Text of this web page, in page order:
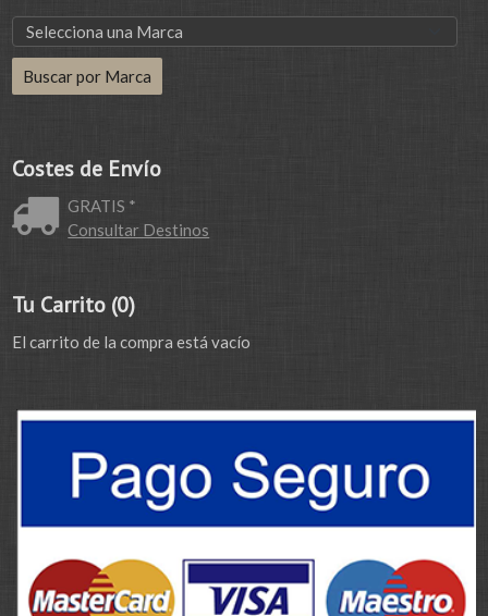
Costes de Envío
GRATIS *
Consultar Destinos
Tu Carrito (0)
El carrito de la compra está vacío